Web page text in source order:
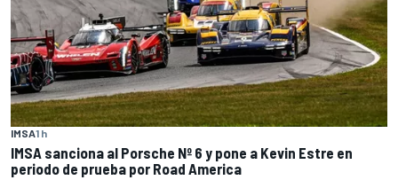
IMSA1 h
IMSA sanciona al Porsche Nº 6 y pone a Kevin Estre en
periodo de prueba por Road America